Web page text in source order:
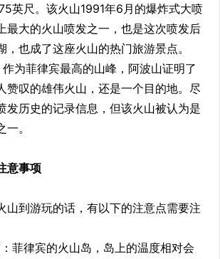
英尺。该火山1991年6月的爆炸式大喷
最大的火山喷发之一，也是这次喷发后
，也成了这座火山的热门旅游景点。
为菲律宾最高的山峰，阿波山证明了
赞叹的雄伟火山，还是一个目的地。尽
发历史的记录信息，但该火山被认为是
。
意事项
山到游玩的话，有以下的注意点需要注
菲律宾的火山岛，岛上的温度相对会